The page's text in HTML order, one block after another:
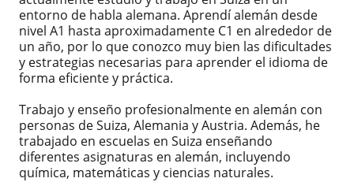
entorno de habla alemana. Aprendí alemán desde
nivel A1 hasta aproximadamente C1 en alrededor de
un año, por lo que conozco muy bien las dificultades
y estrategias necesarias para aprender el idioma de
forma eficiente y práctica.
Trabajo y enseño profesionalmente en alemán con
personas de Suiza, Alemania y Austria. Además, he
trabajado en escuelas en Suiza enseñando
diferentes asignaturas en alemán, incluyendo
química, matemáticas y ciencias naturales.